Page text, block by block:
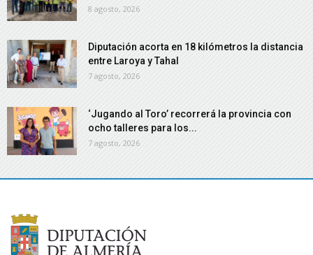
8 agosto, 2026
Diputación acorta en 18 kilómetros la distancia
entre Laroya y Tahal
7 agosto, 2026
‘Jugando al Toro’ recorrerá la provincia con
ocho talleres para los...
7 agosto, 2026